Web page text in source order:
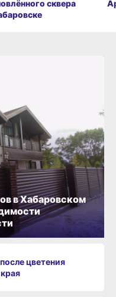
сквера
в Хабаровском
цветения